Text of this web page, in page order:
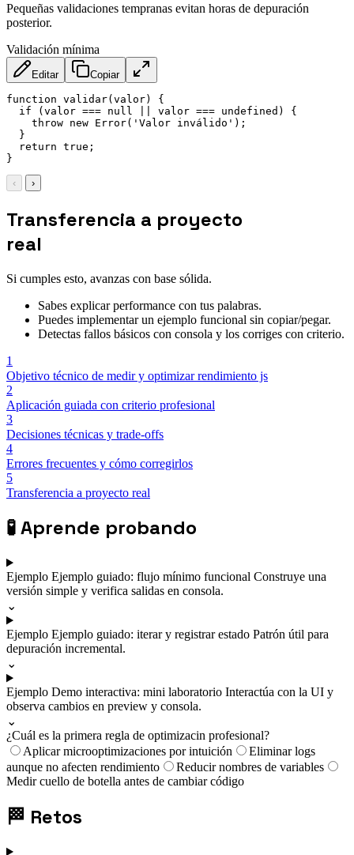
Pequeñas validaciones tempranas evitan horas de depuración
posterior.
Validación mínima
Editar Copiar
function validar( valor)
{
if
( valor === null valor === undefined )
{
throw new Error( 'Valor inválido' ) ;
}
return true ;
}
‹ ›
Transferencia a proyecto
real
Si cumples esto, avanzas con base sólida.
Sabes explicar performance con tus palabras.
Puedes implementar un ejemplo funcional sin copiar/pegar.
Detectas fallos básicos con consola y los corriges con criterio.
1
Objetivo técnico de medir y optimizar rendimiento js
2
Aplicación guiada con criterio profesional
3
Decisiones técnicas y trade-offs
4
Errores frecuentes y cómo corregirlos
5
Transferencia a proyecto real
🧪Aprende probando
Ejemplo Ejemplo guiado: flujo mínimo funcional Construye una
versión simple y verifica salidas en consola.
⌄
Ejemplo Ejemplo guiado: iterar y registrar estado Patrón útil para
depuración incremental.
⌄
Ejemplo Demo interactiva: mini laboratorio Interactúa con la UI y
observa cambios en preview y consola.
⌄
¿Cuál es la primera regla de optimizacin profesional?
Aplicar microoptimizaciones por intuición
Eliminar logs
aunque no afecten rendimiento
Reducir nombres de variables
Medir cuello de botella antes de cambiar código
🏁 Retos